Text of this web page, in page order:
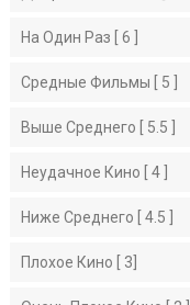
На Один Раз [ 6 ]
Средные Фильмы [ 5 ]
Выше Среднего [ 5.5 ]
Неудачное Кино [ 4 ]
Ниже Среднего [ 4.5 ]
Плохое Кино [ 3]